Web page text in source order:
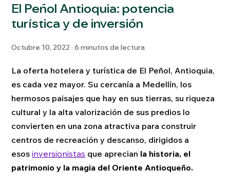
El Peñol Antioquia: potencia
turística y de inversión
Octubre 10, 2022 · 6 minutos de lectura
La oferta hotelera y turística de El Peñol, Antioquia,
es cada vez mayor. Su cercanía a Medellín, los
hermosos paisajes que hay en sus tierras, su riqueza
cultural y la alta valorización de sus predios lo
convierten en una zona atractiva para construir
centros de recreación y descanso, dirigidos a
esos inversionistas que aprecian la historia, el
patrimonio y la magia del Oriente Antioqueño.